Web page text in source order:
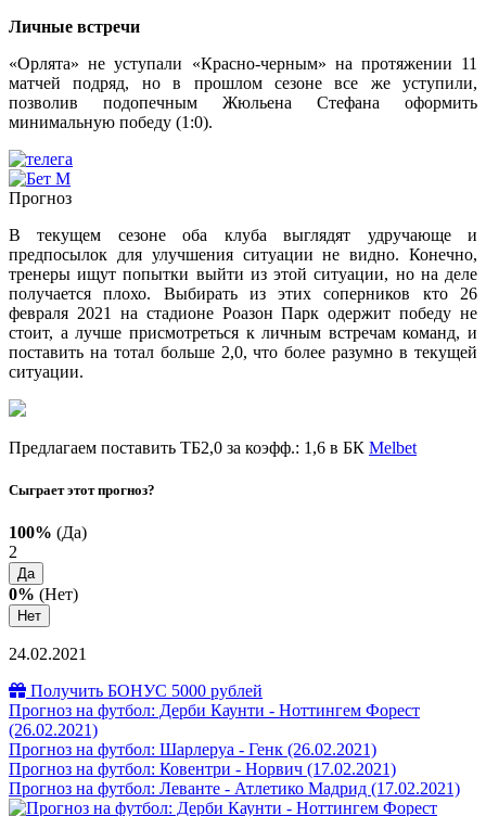
Личные встречи
«Орлята» не уступали «Красно-черным» на протяжении 11
матчей подряд, но в прошлом сезоне все же уступили,
позволив подопечным Жюльена Стефана оформить
минимальную победу (1:0).
Прогноз
В текущем сезоне оба клуба выглядят удручающе и
предпосылок для улучшения ситуации не видно. Конечно,
тренеры ищут попытки выйти из этой ситуации, но на деле
получается плохо. Выбирать из этих соперников кто 26
февраля 2021 на стадионе Роазон Парк одержит победу не
стоит, а лучше присмотреться к личным встречам команд, и
поставить на тотал больше 2,0, что более разумно в текущей
ситуации.
Предлагаем поставить ТБ2,0 за коэфф.: 1,6 в БК Melbet
Сыграет этот прогноз?
100% (Да)
2
Да
0% (Нет)
Нет
24.02.2021
Получить БОНУС 5000 рублей
Прогноз на футбол: Дерби Каунти - Ноттингем Форест
(26.02.2021)
Прогноз на футбол: Шарлеруа - Генк (26.02.2021)
Прогноз на футбол: Ковентри - Норвич (17.02.2021)
Прогноз на футбол: Леванте - Атлетико Мадрид (17.02.2021)